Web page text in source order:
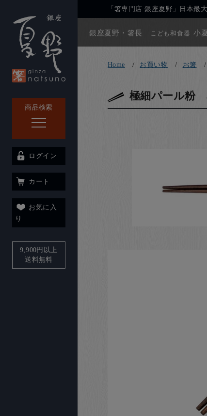
商品検索
「箸専門店 銀座夏野」日本最
銀座夏野・箸長 こども和食器 小
ログイン
カート
お気に入
り
9,900円以上
送料無料
Home お買い物 お箸
極細パール粉